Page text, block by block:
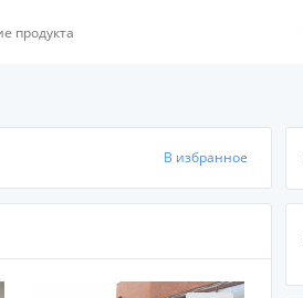
В избранное